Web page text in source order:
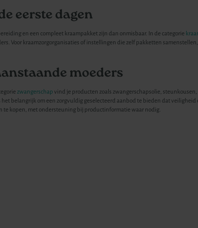
eerste dagen
en een compleet kraampakket zijn dan onmisbaar. In de categorie
Voor kraamzorgorganisaties of instellingen die zelf pakketten
moeders
zwangerschap vind je producten zoals zwangerschapsolie,
belangrijk om een zorgvuldig geselecteerd aanbod te bieden dat veiligheid
te kopen, met ondersteuning bij productinformatie waar nodig.